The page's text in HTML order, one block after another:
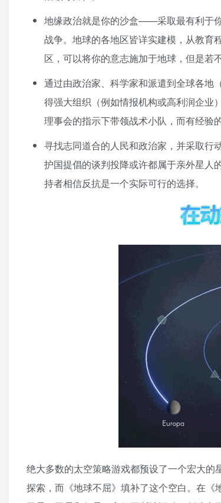
地缘政治就是你的沙盒——采取最有利于
战争。地球的各地区皆详实建模，从教育
区，可以将你的意志施加于地球，但是若
通过由政治家、科学家和派遣到全球各地
得强大组织（例如情报机构或高利润企业
理事会的指示下带领战术小队，而有经验
寻找志同道合的人民和政治家，并采取
护国提倡的谈判投降或许都属于亲外星人
持者相信反抗是一个实际可行的选择。
绝大多数的太空策略游戏都预设了一个宏大
探索，而《地球不屈》填补了这个空白。在